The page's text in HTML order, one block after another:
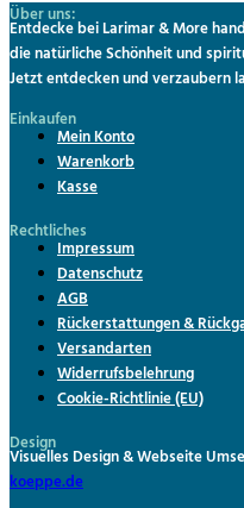
Über uns:
Entdecke bei Larimar & More
die natürliche Schönheit und
Jetzt entdecken und verzaubern
Einkaufen
Menü
Mein Konto
Warenkorb
Kasse
Rechtliches
Menü
Impressum
Datenschutz
AGB
Rückerstattungen &
Versandarten
Widerrufsbelehrung
Cookie-Richtlinie (EU)
Design
Visuelles Design & Webseite
koeppe.de